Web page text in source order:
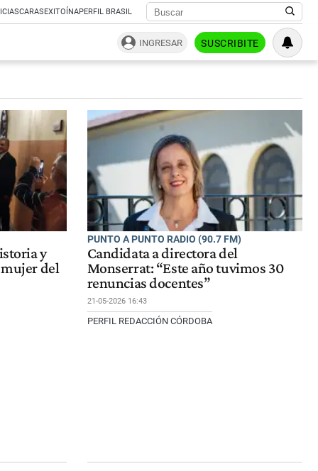
CARASEXITOÍNAPERFIL BRASIL
INGRESAR SUSCRIBITE
y
del
PUNTO A PUNTO RADIO (90.7 FM)
Candidata a directora del
Monserrat: “Este año tuvimos 30
renuncias docentes”
21-05-2026 16:43
PERFIL REDACCIÓN CÓRDOBA